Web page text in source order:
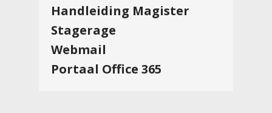
Handleiding Magister
Stagerage
Webmail
Portaal Office 365